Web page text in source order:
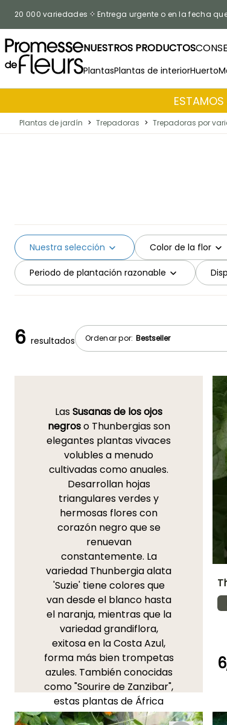
20 000 variedades Entrega urgente o en la fecha
NUESTROS PRODUCTOS
PlantasPlantas de interiorHuerto
Plantas de jardín > Trepadoras > Trepadoras por
Color de la flor
Periodo de plantación razonable
Nuestra selección
Ordenar por:
6 resultados
LasSusanas de los ojos
negroso Thunbergias son
elegantes plantas vivaces
volubles a menudo
cultivadas como anuales.
Desarrollan hojas
triangulares verdes y
hermosas flores con
corazón negro que se
renuevan
constantemente. La
variedad Thunbergia alata
'Suzie' tiene colores que
van desde el blanco hasta
el naranja, mientras que la
variedad grandiflora,
exitosa en la Costa Azul,
forma más bien trompetas
azules. También conocidas
como "Sourire de Zanzibar",
estas plantas de África
tropical se aclimatan al